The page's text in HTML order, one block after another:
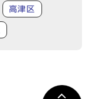
高津区